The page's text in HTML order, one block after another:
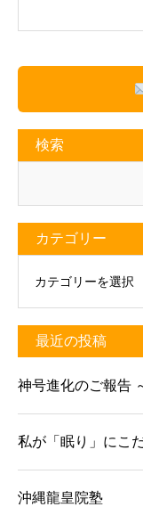
検索
カテゴリー
最近の投稿
神号進化のご報告
私が「眠り」にこ
沖縄龍皇院塾